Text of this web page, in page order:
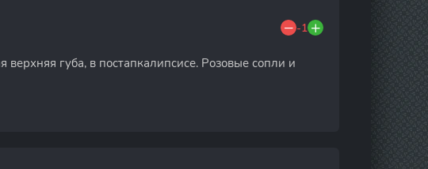
-1
губа, в постапкалипсисе. Розовые сопли и